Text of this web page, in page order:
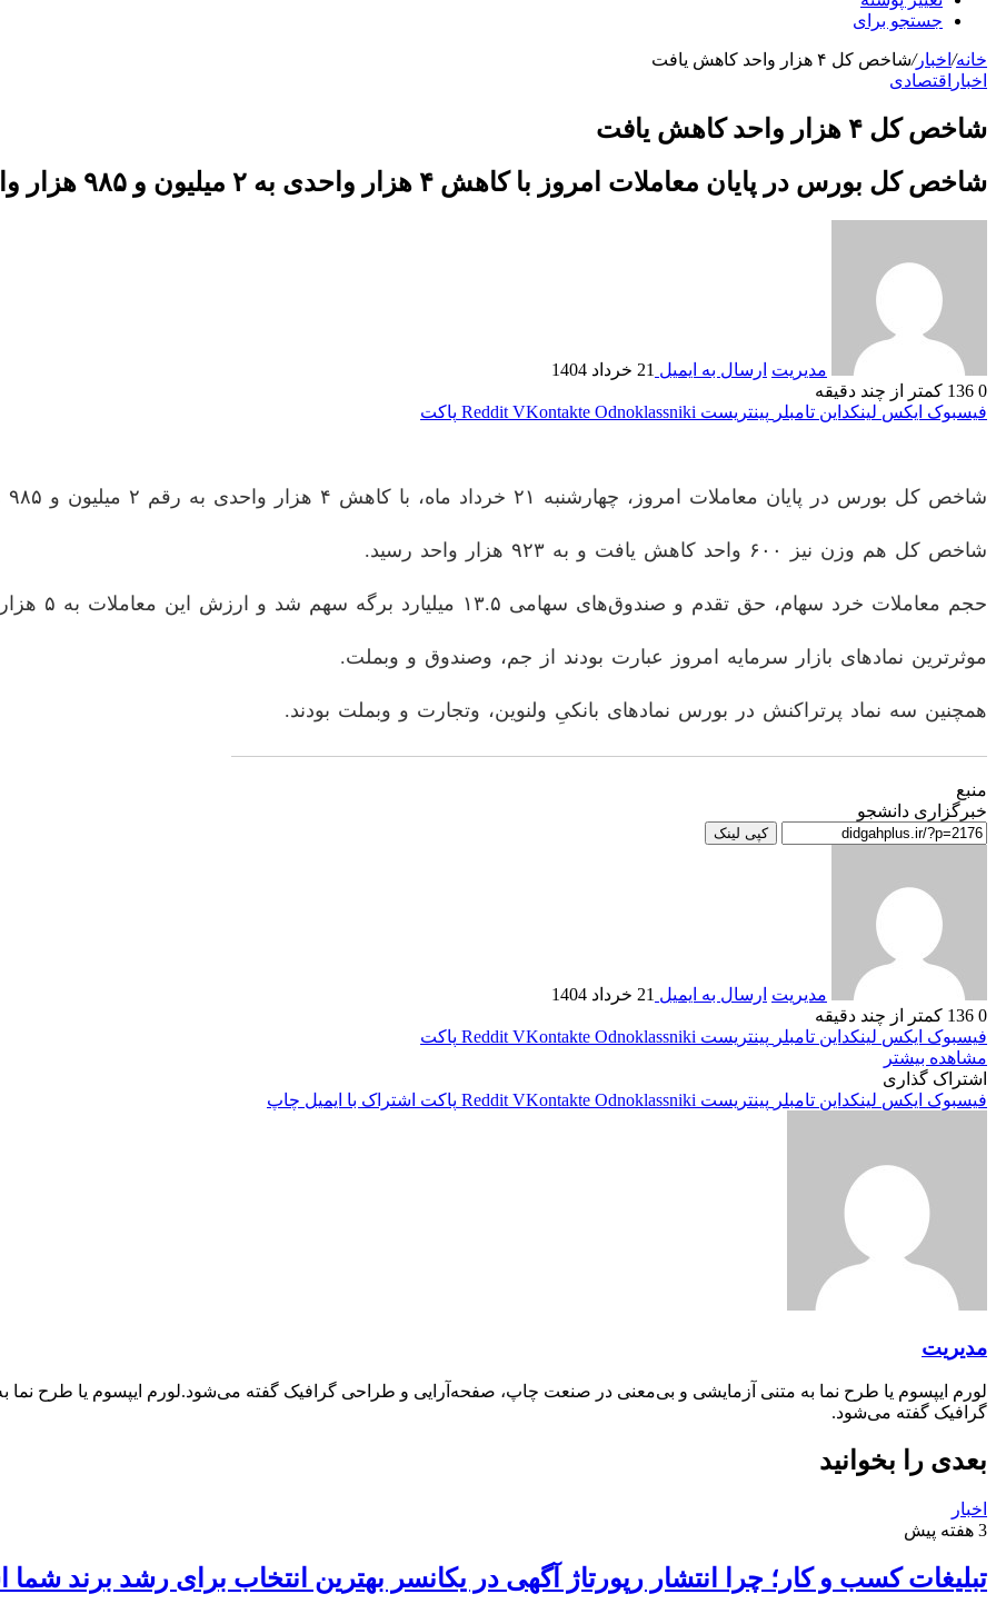
جستجو برای
خانه/ اخبار/شاخص کل ۴ هزار واحد کاهش یافت
اخبار اقتصادی
شاخص کل ۴ هزار واحد کاهش یافت
شاخص کل بورس در پایان معاملات امروز با کاهش ۴ هزار واحدی به ۲ میلیون و ۹۸۵ هزار واحد رسید.
مدیریت ارسال به ایمیل 21 خرداد 1404
0
کمتر از چند دقیقه
فیسبوک ایکس لینکداین تامبلر پینتریست Reddit VKontakte Odnoklassniki پاکت
شاخص کل بورس در پایان معاملات امروز، چهارشنبه ۲۱ خرداد ماه، با کاهش ۴ هزار واحدی به رقم ۲ میلیون و ۹۸۵ هزار واحد تنزل یافت
شاخص کل هم وزن نیز ۶۰۰ واحد کاهش یافت و به ۹۲۳ هزار واحد رسید.
حجم معاملات خرد سهام، حق تقدم و صندوق‌های سهامی ۱۳.۵ میلیارد برگه سهم شد و ارزش این معاملات به ۵ هزار و ۹۳۷ میلیارد تومان رسید.
موثرترین نماد‌های بازار سرمایه امروز عبارت بودند از جم، وصندوق و وبملت.
همچنین سه نماد پرتراکنش در بورس نماد‌های بانکیِ ولنوین، وتجارت و وبملت بودند.
منبع
خبرگزاری دانشجو
کپی لینک
مدیریت ارسال به ایمیل 21 خرداد 1404
0
کمتر از چند دقیقه
فیسبوک ایکس لینکداین تامبلر پینتریست Reddit VKontakte Odnoklassniki
پاکت
مشاهده بیشتر
اشتراک گذاری
فیسبوک ایکس لینکداین تامبلر پینتریست Reddit VKontakte Odnoklassniki پاکت اشتراک با ایمیل چاپ
مدیریت
لورم ایپسوم یا طرح‌ نما به متنی آزمایشی و بی‌معنی در صنعت چاپ، صفحه‌آرایی و طراحی گرافیک گفته می‌شود.لورم ایپسوم یا طرح‌
گرافیک گفته می‌شود.
بعدی را بخوانید
اخبار
3 هفته پیش
تبلیغات کسب و کار؛ چرا انتشار رپورتاژ آگهی در یکانسر بهترین انتخاب برای رشد برند